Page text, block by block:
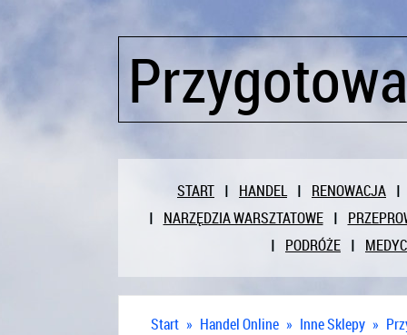
START HANDEL
RENOWACJA
NARZĘDZIA WARSZTATOWE
PODRÓŻE
Start » Handel Online » Inne Sklepy »